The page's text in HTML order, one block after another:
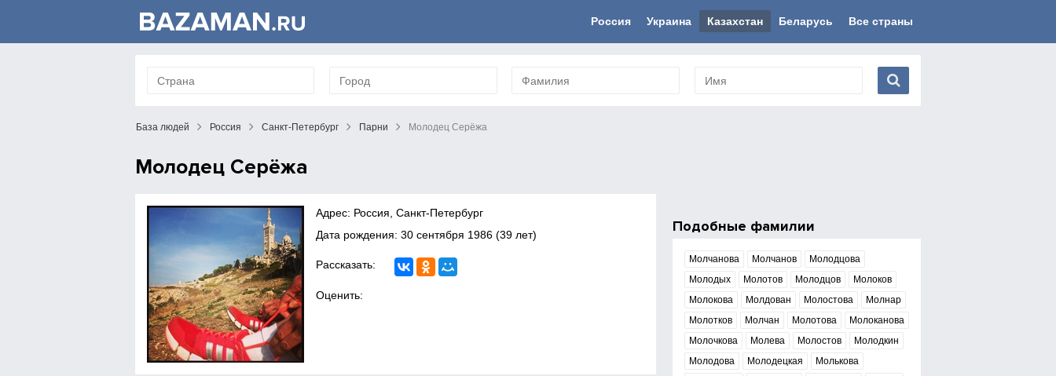
Россия Украина Казахстан Беларусь Все страны
База людей Россия Санкт-Петербург Парни Молодец Серёжа
Молодец Серёжа
Адрес: Россия, Санкт-Петербург
Дата рождения:30 сентября 1986 (39 лет)
Рассказать:
Оценить:
Подобные фамилии
Молчанова Молчанов
Молодцова
Молодых
Молотов Молодцов
Молоков
Молокова
Молдован Молостова
Молнар
Молотков
Молчан Молотова
Молоканова
Молочкова
Молева Молостов
Молодкин
Молодова
Молодецкая
Молькова